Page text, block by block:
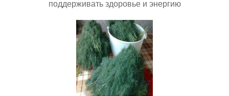
поддерживать здоровье и энергию